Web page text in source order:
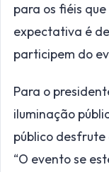
para os fiéis
expectativa é
participem do
Para o
iluminação
público
“O evento se